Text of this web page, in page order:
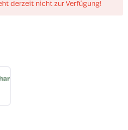
derzeit nicht zur Verfügung!